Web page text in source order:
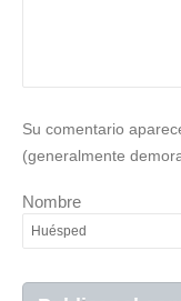
Su comentario
(generalmente
Nombre